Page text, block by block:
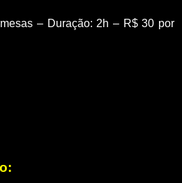
– Duração: 2h – R$ 30 por